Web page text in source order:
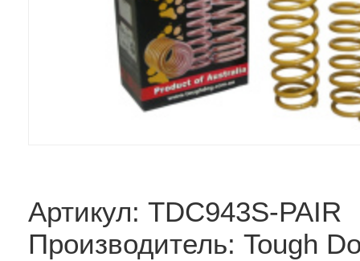
Артикул: TDC943S-PAIR
Производитель: Tough